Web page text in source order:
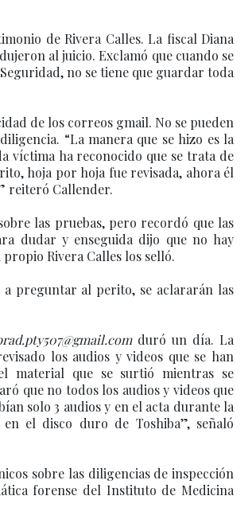
de Rivera Calles. La fiscal Diana
al juicio. Exclamó que cuando se
no se tiene que guardar toda
de los correos gmail. No se pueden
“La manera que se hizo es la
víctima ha reconocido que se trata de
hoja por hoja fue revisada, ahora él
reiteró Callender.
las pruebas, pero recordó que las
dudar y enseguida dijo que no hay
Rivera Calles los selló.
preguntar al perito, se aclararán las
duró un día. La
los audios y videos que se han
material que se surtió mientras se
que no todos los audios y videos que
solo 3 audios y en el acta durante la
el disco duro de Toshiba”, señaló
sobre las diligencias de inspección
forense del Instituto de Medicina